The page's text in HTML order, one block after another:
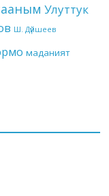
Улуттук
Ш. Дүйшеев
маданият